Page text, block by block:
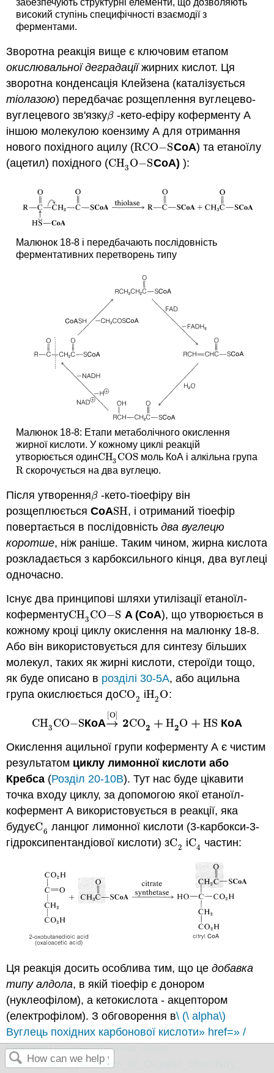
високий ступінь специфічності взаємодії з
ферментами.
Зворотна реакція вище є ключовим етапом
окислювальної деградаціїжирних кислот. Ця
зворотна конденсація Клейзена (каталізується
тіолазою) передбачає розщеплення вуглецево-
вуглецевого зв'язкуβ
β -кето-ефіру коферменту А
іншою молекулою коензиму А для отримання
нового похідного ацилу (RCO−S
RCO−SCoA) та етаноїлу
(ацетил) похідного (CH3O−S
CH3O−SCoA) ):
Малюнок 18-8 і передбачають послідовність
ферментативних перетворень типу
Малюнок 18-8: Етапи метаболічного окислення
жирної кислоти. У кожному циклі реакцій
утворюється одинCH3 COS
CH3 COS моль КоА і алкільна група
R
R скорочується на два вуглецю.
Після утворенняβ
β -кето-тіоефіру він
розщеплюєтьсяCoASH
SH, і отриманий тіоефір
повертається в послідовністьдва вуглецю
коротше, ніж раніше. Таким чином, жирна кислота
розкладається з карбоксильного кінця, два вуглеці
одночасно.
Існує два принципові шляхи утилізації етаноїл-
коферментуCH3CO−S
CH3CO−S A (CoA), що утворюється в
кожному кроці циклу окислення на малюнку 18-8.
Або він використовується для синтезу більших
молекул, таких як жирні кислоти, стероїди тощо,
як буде описано в розділі 30-5А, або ацильна
група окислюється доCO2
CO2 іH2 O
H2O:
CH3 CO−S
CH3CO−SКоА→
[O]
2CO2 + H2O + HS
→[ O]2CO2+H2O +HS
КоА
Окислення ацильної групи коферменту А є чистим
результатом циклулимонної кислоти або
Кребса (Розділ 20-10B). Тут нас буде цікавити
точка входу циклу, за допомогою якої етаноїл-
кофермент А використовується в реакції, яка
будуєC6
C6 ланцюг лимонної кислоти (3-карбокси-3-
гідроксипентандіової кислоти) зC2
C2 іC4
C4 частин:
Ця реакція досить особлива тим, що цедобавка
типу алдола, в якій тіоефір є донором
(нуклеофілом), а кетокислота - акцептором
(електрофілом). З обговорення в\ (\ alpha\)
Вуглець похідних карбонової кислоти» href=» /
Книжкові полиці/Органіка_хімія/
Книга:_basic_principles_of_Organic_chemistry_